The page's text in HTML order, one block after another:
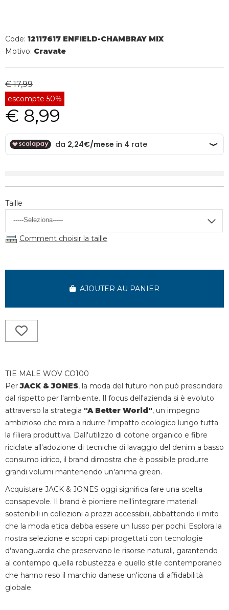
Code: 12117617 ENFIELD-CHAMBRAY MIX
Motivo: Cravate
€ 17,99
escompte 50%
€ 8,99
Taille
Comment choisir la taille
AJOUTER AU PANIER
TIE MALE WOV CO100
PerJACK & JONES, la moda del futuro non può prescindere
dal rispetto per l'ambiente. Il focus dell'azienda si è evoluto
attraverso la strategia "A Better World", un impegno
ambizioso che mira a ridurre l'impatto ecologico lungo tutta
la filiera produttiva. Dall'utilizzo di cotone organico e fibre
riciclate all'adozione di tecniche di lavaggio del denim a basso
consumo idrico, il brand dimostra che è possibile produrre
grandi volumi mantenendo un'anima green.
Acquistare JACK & JONES oggi significa fare una scelta
consapevole. Il brand è pioniere nell'integrare materiali
sostenibili in collezioni a prezzi accessibili, abbattendo il mito
che la moda etica debba essere un lusso per pochi. Esplora la
nostra selezione e scopri capi progettati con tecnologie
d'avanguardia che preservano le risorse naturali, garantendo
al contempo quella robustezza e quello stile contemporaneo
che hanno reso il marchio danese un'icona di affidabilità
globale.